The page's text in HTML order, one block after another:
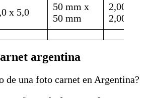
x 5,0
50 mm x
50 mm
2,00 x
2,00
argentina
de una foto carnet en Argentina?